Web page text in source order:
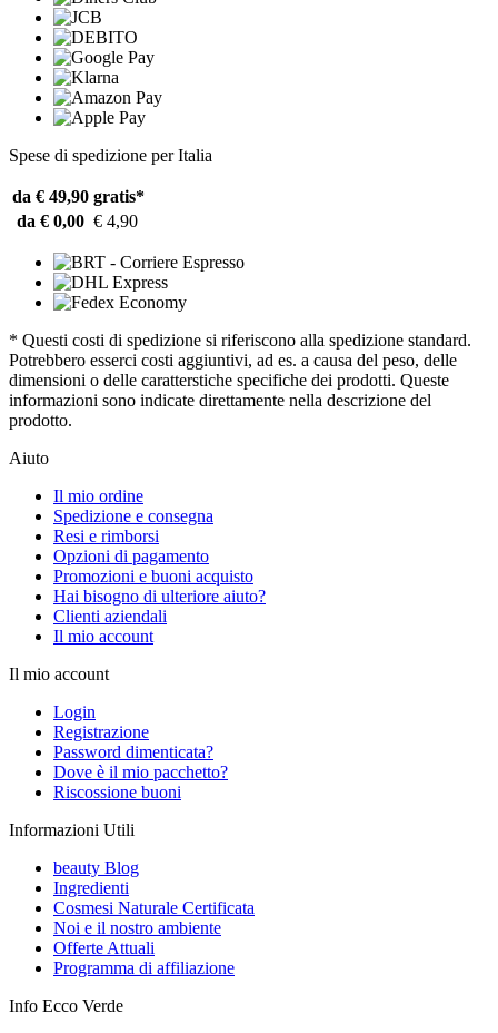
Spese di spedizione per Italia
da € 49,90 gratis*
da € 0,00 € 4,90
* Questi costi di spedizione si riferiscono alla spedizione standard.
Potrebbero esserci costi aggiuntivi, ad es. a causa del peso, delle
dimensioni o delle caratterstiche specifiche dei prodotti. Queste
informazioni sono indicate direttamente nella descrizione del
prodotto.
Aiuto
Il mio ordine
Spedizione e consegna
Resi e rimborsi
Opzioni di pagamento
Promozioni e buoni acquisto
Hai bisogno di ulteriore aiuto?
Clienti aziendali
Il mio account
Il mio account
Login
Registrazione
Password dimenticata?
Dove è il mio pacchetto?
Riscossione buoni
Informazioni Utili
beauty Blog
Ingredienti
Cosmesi Naturale Certificata
Noi e il nostro ambiente
Offerte Attuali
Programma di affiliazione
Info Ecco Verde